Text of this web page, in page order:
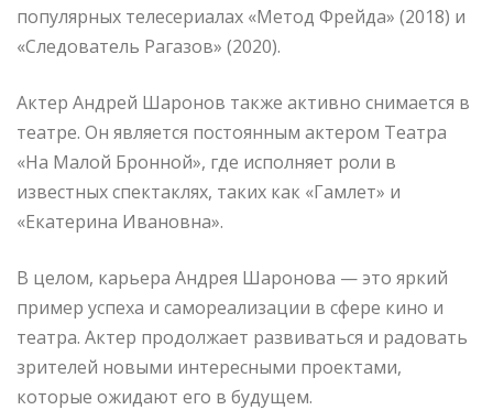
популярных телесериалах «Метод Фрейда» (2018) и
«Следователь Рагазов» (2020).
Актер Андрей Шаронов также активно снимается в
театре. Он является постоянным актером Театра
«На Малой Бронной», где исполняет роли в
известных спектаклях, таких как «Гамлет» и
«Екатерина Ивановна».
В целом, карьера Андрея Шаронова — это яркий
пример успеха и самореализации в сфере кино и
театра. Актер продолжает развиваться и радовать
зрителей новыми интересными проектами,
которые ожидают его в будущем.